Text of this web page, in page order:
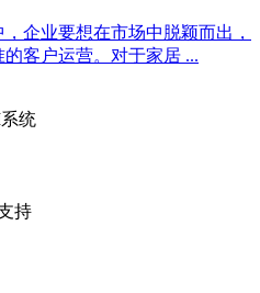
企业要想在市场中脱颖而出，
客户运营。对于家居 ...
统
持